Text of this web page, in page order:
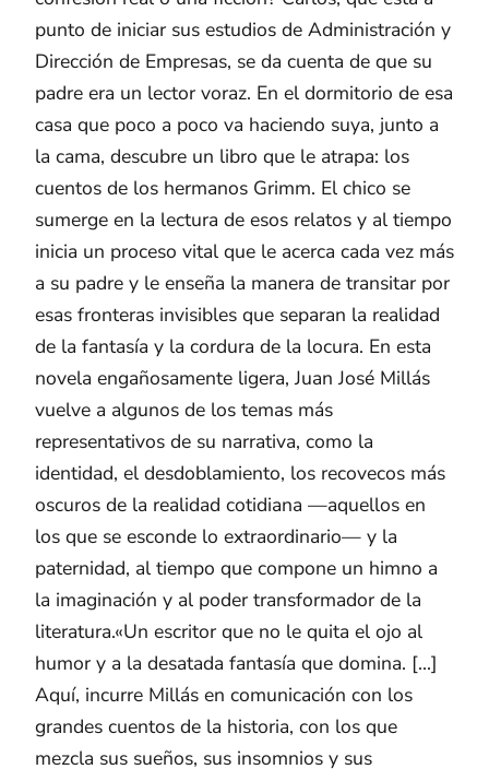
punto de iniciar sus estudios de Administración y
Dirección de Empresas, se da cuenta de que su
padre era un lector voraz. En el dormitorio de esa
casa que poco a poco va haciendo suya, junto a
la cama, descubre un libro que le atrapa: los
cuentos de los hermanos Grimm. El chico se
sumerge en la lectura de esos relatos y al tiempo
inicia un proceso vital que le acerca cada vez más
a su padre y le enseña la manera de transitar por
esas fronteras invisibles que separan la realidad
de la fantasía y la cordura de la locura. En esta
novela engañosamente ligera, Juan José Millás
vuelve a algunos de los temas más
representativos de su narrativa, como la
identidad, el desdoblamiento, los recovecos más
oscuros de la realidad cotidiana —aquellos en
los que se esconde lo extraordinario— y la
paternidad, al tiempo que compone un himno a
la imaginación y al poder transformador de la
literatura.«Un escritor que no le quita el ojo al
humor y a la desatada fantasía que domina. [...]
Aquí, incurre Millás en comunicación con los
grandes cuentos de la historia, con los que
mezcla sus sueños, sus insomnios y sus